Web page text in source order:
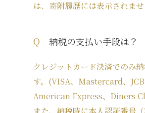
は、寄附履歴には表示されませ
Q 納税の支払い手段は？
クレジットカード決済でのみ
す。(VISA、Mastercard、JCB
American Express、Diners